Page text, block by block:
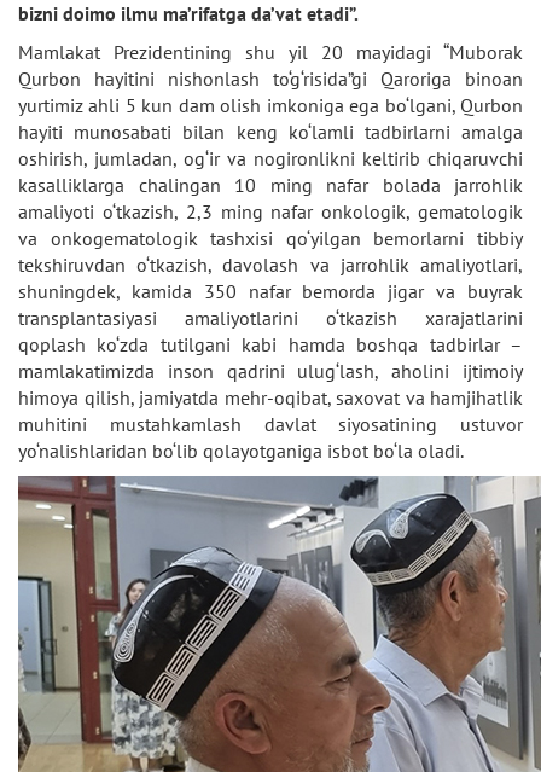
bizni doimo ilmu ma’rifatga da’vat etadi”.
Mamlakat Prezidentining shu yil 20 mayidagi “Muborak
Qurbon hayitini nishonlash to‘g‘risida”gi Qaroriga binoan
yurtimiz ahli 5 kun dam olish imkoniga ega bo‘lgani, Qurbon
hayiti munosabati bilan keng ko‘lamli tadbirlarni amalga
oshirish, jumladan, og‘ir va nogironlikni keltirib chiqaruvchi
kasalliklarga chalingan 10 ming nafar bolada jarrohlik
amaliyoti o‘tkazish, 2,3 ming nafar onkologik, gematologik
va onkogematologik tashxisi qo‘yilgan bemorlarni tibbiy
tekshiruvdan o‘tkazish, davolash va jarrohlik amaliyotlari,
shuningdek, kamida 350 nafar bemorda jigar va buyrak
transplantasiyasi amaliyotlarini o‘tkazish xarajatlarini
qoplash ko‘zda tutilgani kabi hamda boshqa tadbirlar –
mamlakatimizda inson qadrini ulug‘lash, aholini ijtimoiy
himoya qilish, jamiyatda mehr-oqibat, saxovat va hamjihatlik
muhitini mustahkamlash davlat siyosatining ustuvor
yo‘nalishlaridan bo‘lib qolayotganiga isbot bo‘la oladi.